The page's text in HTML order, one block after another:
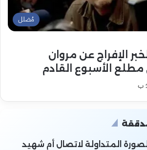
مُضلل
الإفراج عن مروان
مطلع الأسبوع القادم
الصورة المتداولة لاتصال أم شهيد